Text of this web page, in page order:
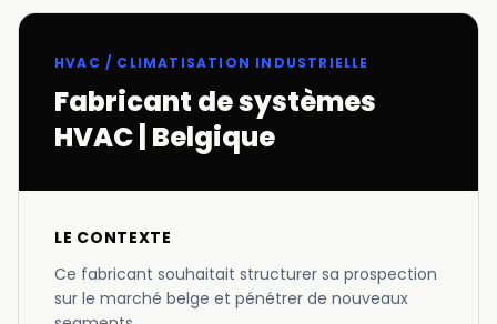
HVAC / CLIMATISATION INDUSTRIELLE
Fabricant de systèmes
HVAC | Belgique
LE CONTEXTE
Ce fabricant souhaitait structurer sa prospection
sur le marché belge et pénétrer de nouveaux